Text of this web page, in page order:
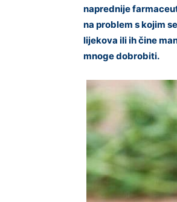
naprednije
na problem s kojim
lijekova ili ih čine
mnoge dobrobiti.